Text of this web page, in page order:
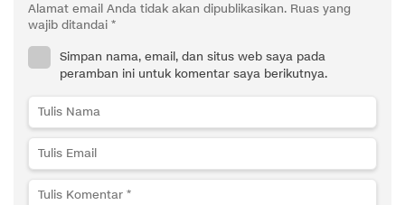
Alamat email Anda tidak akan dipublikasikan. Ruas yang
wajib ditandai *
Simpan nama, email, dan situs web saya pada
peramban ini untuk komentar saya berikutnya.